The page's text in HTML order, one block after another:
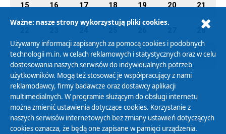
15 16 17 18 19 20 21
28
29 30 01 02 03 04 05
Polityka Prywatności
Zasady korzystania z Serwisu
Ważne: nasze strony wykorzystują pliki cookies.
Używamy informacji zapisanych za pomocą cookies i podobnych
technologii m.in. w celach reklamowych i statystycznych oraz w celu
dostosowania naszych serwisów do indywidualnych potrzeb
użytkowników. Mogą też stosować je współpracujący z nami
reklamodawcy, firmy badawcze oraz dostawcy aplikacji
multimedialnych. W programie służącym do obsługi internetu
można zmienić ustawienia dotyczące cookies. Korzystanie z
naszych serwisów internetowych bez zmiany ustawień dotyczących
cookies oznacza, że będą one zapisane w pamięci urządzenia.